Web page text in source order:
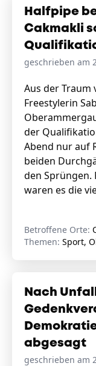
Halfpipe
Cakmakli
geschrieben am
Aus der Traum
Freestylerin
der
Abend nur auf
beiden
den Sprüngen.
waren es die
Betroffene Orte:
Themen: Sport,
Nach
abgesagt
geschrieben am